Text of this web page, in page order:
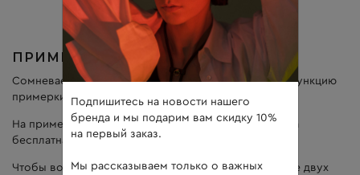
ПРИМЕРКА ДОМА
Сомневаетесь, какие очки выбрать? Мы запустили функцию
примерки.
На примерку можно заказать до двух оправ*. Услуга
бесплатная даже если ни одни очки не подойдут.
Чтобы воспользоваться услугой положите не более двух
Подпишитесь на новости нашего
бренда и мы подарим вам скидку 10%
на первый заказ.
Мы рассказываем только о важных